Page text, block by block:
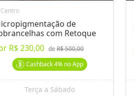
Centro
de
com Retoque
R$ 230,00 deR$ 500,00
Cashback4%no App
Terça a Sábado